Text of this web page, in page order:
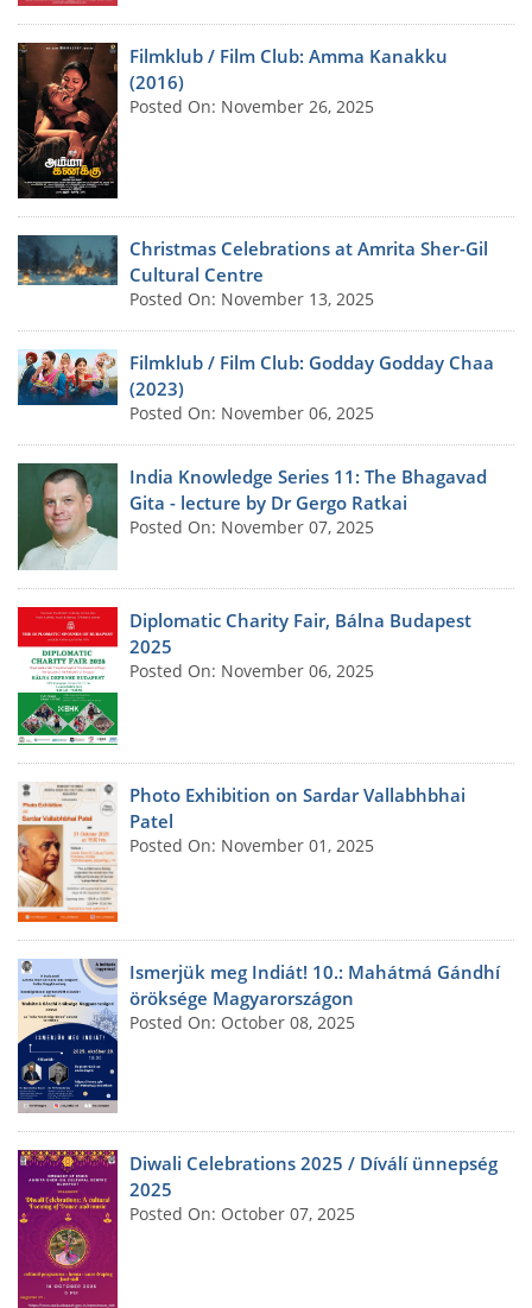
Filmklub / Film Club: Amma Kanakku
(2016)
Posted On: November 26, 2025
Christmas Celebrations at Amrita Sher-Gil
Cultural Centre
Posted On: November 13, 2025
Filmklub / Film Club: Godday Godday Chaa
(2023)
Posted On: November 06, 2025
India Knowledge Series 11: The Bhagavad
Gita - lecture by Dr Gergo Ratkai
Posted On: November 07, 2025
Diplomatic Charity Fair, Bálna Budapest
2025
Posted On: November 06, 2025
Photo Exhibition on Sardar Vallabhbhai
Patel
Posted On: November 01, 2025
Ismerjük meg Indiát! 10.: Mahátmá Gándhí
öröksége Magyarországon
Posted On: October 08, 2025
Diwali Celebrations 2025 / Díválí ünnepség
2025
Posted On: October 07, 2025